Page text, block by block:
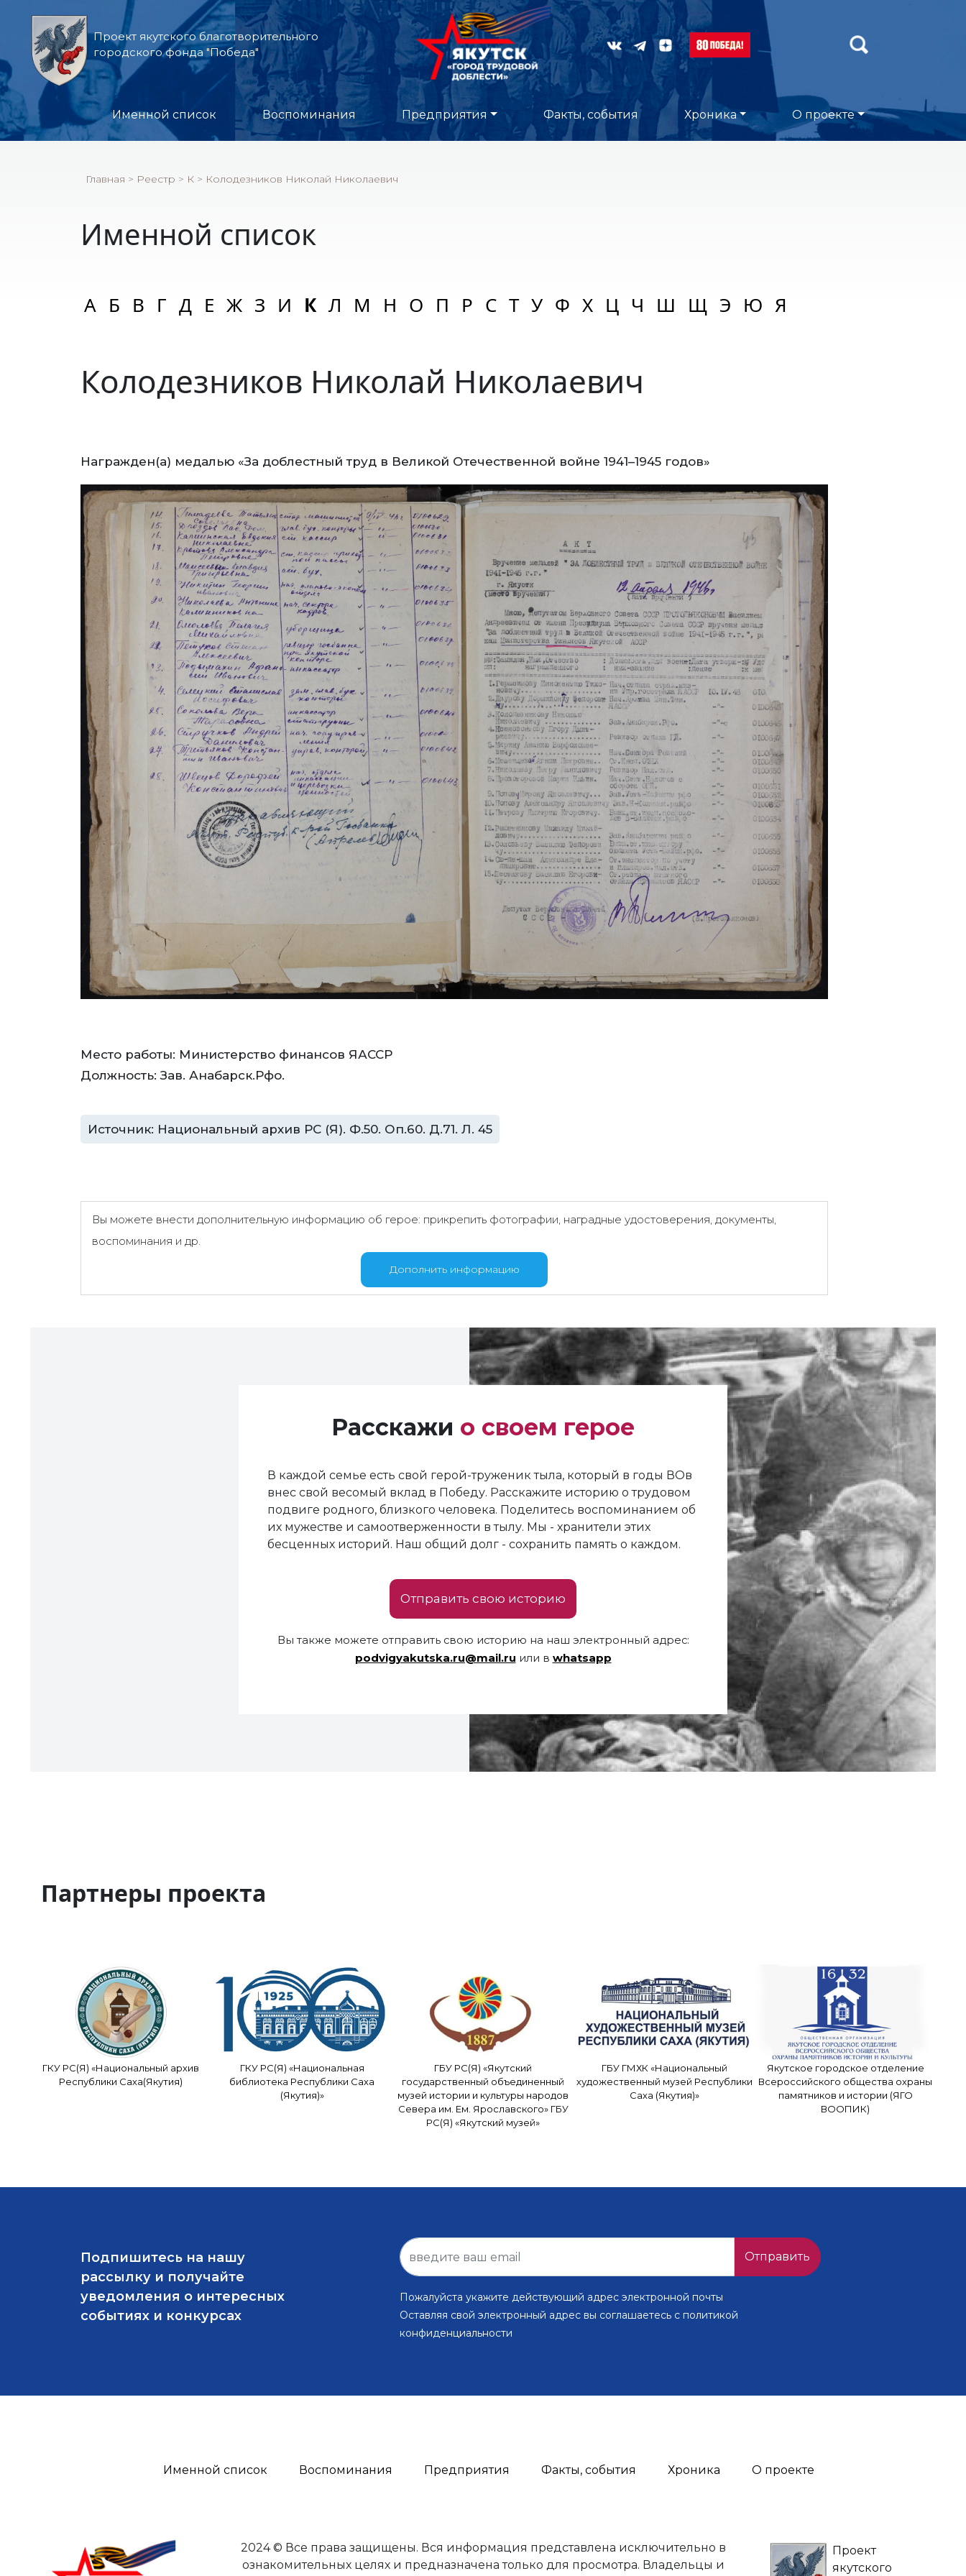
Проект якутского благотворительного
городского фонда "Победа"
Именной список Воспоминания Предприятия Факты, события Хроника О проекте
Главная > Реестр > К > Колодезников Николай Николаевич
Именной список
А Б В Г Д Е Ж З И К Л М Н О П Р С Т У Ф Х Ц Ч Ш Щ Э Ю Я
Колодезников Николай Николаевич
Награжден(а) медалью «За доблестный труд в Великой Отечественной войне 1941–1945 годов»
Место работы: Министерство финансов ЯАССР
Должность: Зав. Анабарск.Рфо.
Источник: Национальный архив РС (Я). Ф.50. Оп.60. Д.71. Л. 45
Вы можете внести дополнительную информацию об герое: прикрепить фотографии, наградные удостоверения, документы,
воспоминания и др.
Дополнить информацию
Расскажи о своем герое
В каждой семье есть свой герой-труженик тыла, который в годы ВОв
внес свой весомый вклад в Победу. Расскажите историю о трудовом
подвиге родного, близкого человека. Поделитесь воспоминанием об
их мужестве и самоотверженности в тылу. Мы - хранители этих
бесценных историй. Наш общий долг - сохранить память о каждом.
Отправить свою историю
Вы также можете отправить свою историю на наш электронный адрес:
podvigyakutska.ru@mail.ru или в whatsapp
Партнеры проекта
ГКУ РС(Я) «Национальный архив
Республики Саха(Якутия)
ГКУ РС(Я) «Национальная
библиотека Республики Саха
(Якутия)»
ГБУ РС(Я) «Якутский
государственный объединенный
музей истории и культуры народов
Севера им. Ем. Ярославского» ГБУ
РС(Я) «Якутский музей»
ГБУ ГМХК «Национальный
художественный музей Республики
Саха (Якутия)»
Якутское городское отделение
Всероссийского общества охраны
памятников и истории (ЯГО
ВООПИК)
Подпишитесь на нашу
рассылку и получайте
уведомления о интересных
событиях и конкурсах
Отправить
Пожалуйста укажите действующий адрес электронной почты
Оставляя свой электронный адрес вы соглашаетесь с политикой
конфиденциальности
Именной список Воспоминания Предприятия Факты, события Хроника О проекте
2024 © Все права защищены. Вся информация представлена исключительно в
ознакомительных целях и предназначена только для просмотра. Владельцы и
Проект
якутского